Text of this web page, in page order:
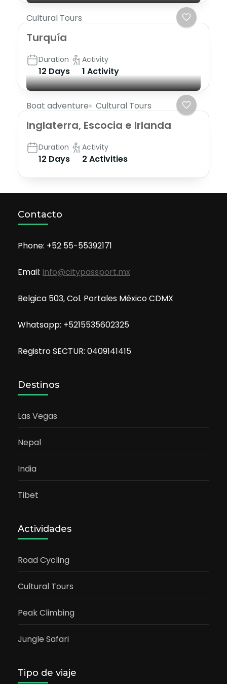
Cultural Tours
Turquía
Duration
12 Days
Activity
1 Activity
Boat adventure Cultural Tours
Inglaterra, Escocia e Irlanda
Duration
12 Days
Activity
2 Activities
Contacto
Phone: +52 55-55392171
Email: info@citypassport.mx
Belgica 503, Col. Portales México CDMX
Whatsapp: +5215535602325
Registro SECTUR: 0409141415
Destinos
Las Vegas
Nepal
India
Tibet
Actividades
Road Cycling
Cultural Tours
Peak Climbing
Jungle Safari
Tipo de viaje